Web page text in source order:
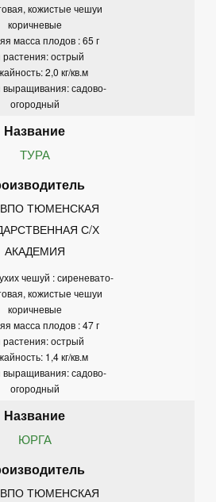
кожистые чешуи
коричневые
масса плодов : 65 г
растения: острый
2,0 кг/кв.м
выращивания: садово-
огородный
ТУРА
ТЮМЕНСКАЯ
С/Х
АКАДЕМИЯ
чешуй : сиреневато-
кожистые чешуи
коричневые
масса плодов : 47 г
растения: острый
1,4 кг/кв.м
выращивания: садово-
огородный
ЮРГА
ТЮМЕНСКАЯ